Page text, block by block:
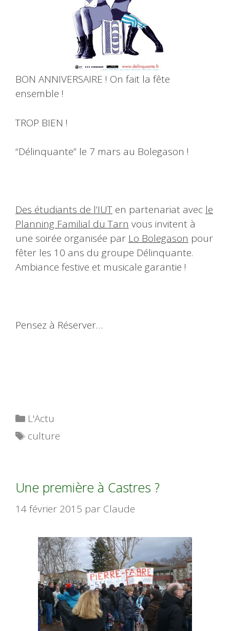
BON ANNIVERSAIRE ! On fait la fête
ensemble !
TROP BIEN !
“Délinquante” le 7 mars au Bolegason !
Des étudiants de l’IUT en partenariat avec le
Planning Familial du Tarn vous invitent à
une soirée organisée par Lo Bolegason pour
fêter les 10 ans du groupe Délinquante.
Ambiance festive et musicale garantie !
Pensez à Réserver…
Catégories
L'Actu
Étiquettes
culture
Une première à Castres ?
14 février 2015 par Claude